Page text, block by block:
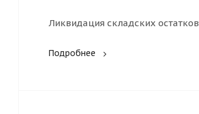
Ликвидация складских
Подробнее